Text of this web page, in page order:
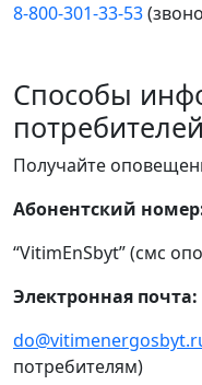
8-800-301-33-53
Способы
потребителей
Получайте
Абонентский
“VitimEnSbyt” (смс
Электронная почта:
потребителям)